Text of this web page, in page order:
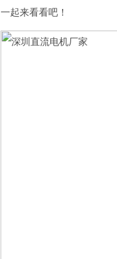
一起来看看吧！